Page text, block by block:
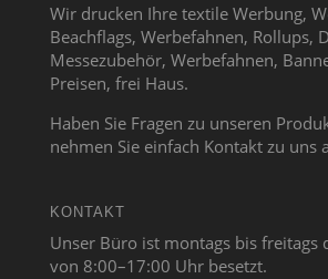
Wir drucken Ihre textile Werbung,
Beachflags, Werbefahnen, Rollups,
Messezubehör, Werbefahnen,
Preisen, frei Haus.
Haben Sie Fragen zu unseren
nehmen Sie einfach Kontakt zu uns
KONTAKT
Unser Büro ist montags bis freitags
von 8:00–17:00 Uhr besetzt.